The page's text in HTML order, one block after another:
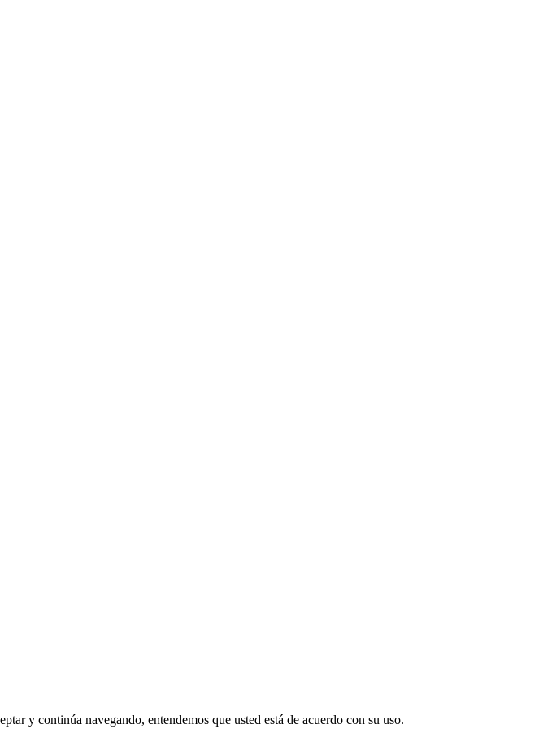
y continúa navegando, entendemos que usted está de acuerdo con su uso.